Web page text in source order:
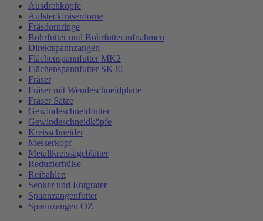
Ausdrehköpfe
Aufsteckfräserdorne
Fräsdornringe
Bohrfutter und Bohrfutteraufnahmen
Direktspannzangen
Flächenspannfutter MK2
Flächenspannfutter SK30
Fräser
Fräser mit Wendeschneidplatte
Fräser Sätze
Gewindeschneidfutter
Gewindeschneidköpfe
Kreisschneider
Messerkopf
Metallkreissägeblätter
Reduzierhülse
Reibahlen
Senker und Entgrater
Spannzangenfutter
Spannzangen OZ